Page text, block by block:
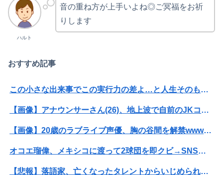
ハルト
音の重ね方が上手いよね◎ご冥福をお祈
りします
おすすめ記事
この小さな出来事でこの実行力の差よ…と人生そのものが心配になってしまう
【画像】アナウンサーさん(26)、地上波で自前のJKコスプレを披露wwwwwww
【画像】20歳のラブライブ声優、胸の谷間を解禁wwwwww遠藤璃菜、1st写真集で美乳＆美ヘソをセクシー露出！！！
オコエ瑠偉、メキシコに渡って2球団を即クビ→SNS更新が3ヶ月間止まって消息不明に
【悲報】落語家、亡くなったタレントからいじめられた過去を告白する…